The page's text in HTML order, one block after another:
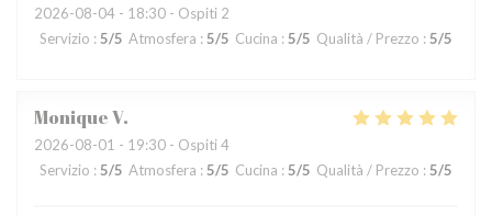
2026-08-04 - 18:30 - Ospiti 2
Servizio : 5/5 Atmosfera : 5/5 Cucina : 5/5 Qualità / Prezzo : 5/5
MoniqueV
2026-08-01 - 19:30 - Ospiti 4
Servizio : 5/5 Atmosfera : 5/5 Cucina : 5/5 Qualità / Prezzo : 5/5